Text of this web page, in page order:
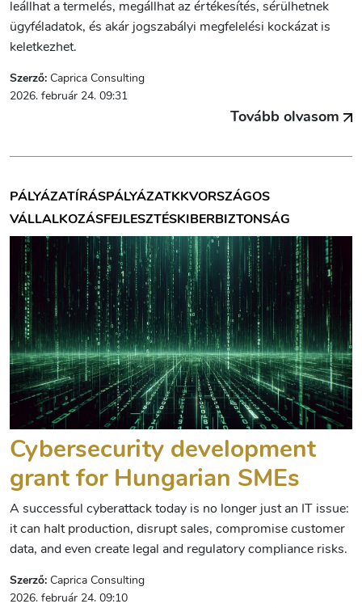
leállhat a termelés, megállhat az értékesítés, sérülhetnek
ügyféladatok, és akár jogszabályi megfelelési kockázat is
keletkezhet.
Szerző: Caprica Consulting
2026. február 24. 09:31
Tovább olvasom
PÁLYÁZATÍRÁSPÁLYÁZATKKVORSZÁGOS
VÁLLALKOZÁSFEJLESZTÉSKIBERBIZTONSÁG
Cybersecurity development
grant for Hungarian SMEs
A successful cyberattack today is no longer just an IT issue:
it can halt production, disrupt sales, compromise customer
data, and even create legal and regulatory compliance risks.
Szerző: Caprica Consulting
2026. február 24. 09:10